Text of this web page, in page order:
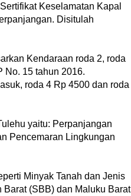
Keselamatan Kapal
Disitulah
Kendaraan roda 2, roda
No. 15 tahun 2016.
roda 4 Rp 4500 dan roda
yaitu: Perpanjangan
Pencemaran Lingkungan
Minyak Tanah dan Jenis
(SBB) dan Maluku Barat